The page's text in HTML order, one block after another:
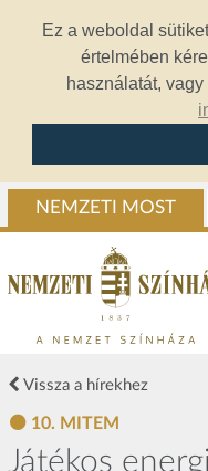
Ez a weboldal
értelmében
használatát,
NEMZETI MOST
Vissza a hírekhez
10. MITEM
Játékos